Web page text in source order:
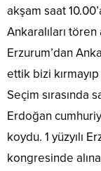
akşam saat
Ankaralıları tören
Erzurum’dan
ettik bizi
Seçim sırasında
Erdoğan
koydu. 1 yüzyılı
kongresinde